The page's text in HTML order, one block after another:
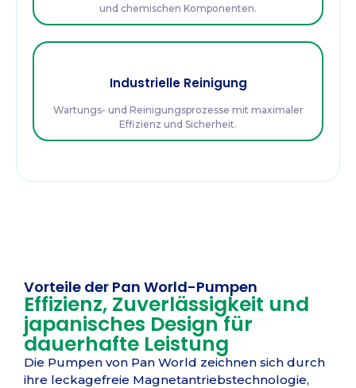
und chemischen Komponenten.
Industrielle Reinigung
Wartungs- und Reinigungsprozesse mit maximaler
Effizienz und Sicherheit.
Vorteile der Pan World-Pumpen
Effizienz, Zuverlässigkeit und
japanisches Design für
dauerhafte Leistung
Die Pumpen von Pan World zeichnen sich durch
ihre leckagefreie Magnetantriebstechnologie,